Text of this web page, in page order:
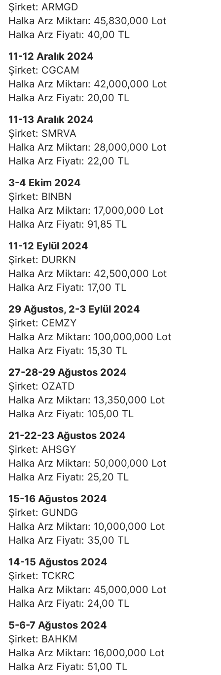
Şirket: ARMGD
Halka Arz Miktarı: 45,830,000 Lot
Halka Arz Fiyatı: 40,00 TL
11-12 Aralık 2024
Şirket: CGCAM
Halka Arz Miktarı: 42,000,000 Lot
Halka Arz Fiyatı: 20,00 TL
11-13 Aralık 2024
Şirket: SMRVA
Halka Arz Miktarı: 28,000,000 Lot
Halka Arz Fiyatı: 22,00 TL
3-4 Ekim 2024
Şirket: BINBN
Halka Arz Miktarı: 17,000,000 Lot
Halka Arz Fiyatı: 91,85 TL
11-12 Eylül 2024
Şirket: DURKN
Halka Arz Miktarı: 42,500,000 Lot
Halka Arz Fiyatı: 17,00 TL
29 Ağustos, 2-3 Eylül 2024
Şirket: CEMZY
Halka Arz Miktarı: 100,000,000 Lot
Halka Arz Fiyatı: 15,30 TL
27-28-29 Ağustos 2024
Şirket: OZATD
Halka Arz Miktarı: 13,350,000 Lot
Halka Arz Fiyatı: 105,00 TL
21-22-23 Ağustos 2024
Şirket: AHSGY
Halka Arz Miktarı: 50,000,000 Lot
Halka Arz Fiyatı: 25,20 TL
15-16 Ağustos 2024
Şirket: GUNDG
Halka Arz Miktarı: 10,000,000 Lot
Halka Arz Fiyatı: 35,00 TL
14-15 Ağustos 2024
Şirket: TCKRC
Halka Arz Miktarı: 45,000,000 Lot
Halka Arz Fiyatı: 24,00 TL
5-6-7 Ağustos 2024
Şirket: BAHKM
Halka Arz Miktarı: 16,000,000 Lot
Halka Arz Fiyatı: 51,00 TL